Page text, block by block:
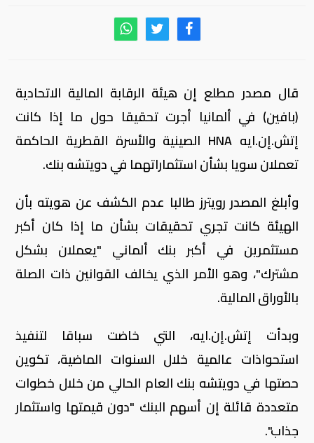
قال مصدر مطلع إن هيئة الرقابة المالية الاتحادية
(بافين) في ألمانيا أجرت تحقيقا حول ما إذا كانت
إتش.إن.ايه HNA الصينية والأسرة القطرية الحاكمة
تعملان سويا بشأن استثماراتهما في دويتشه بنك.
وأبلغ المصدر رويترز طالبا عدم الكشف عن هويته بأن
الهيئة كانت تجري تحقيقات بشأن ما إذا كان أكبر
مستثمرين في أكبر بنك ألماني "يعملان بشكل
مشترك"، وهو الأمر الذي يخالف القوانين ذات الصلة
بالأوراق المالية.
وبدأت إتش.إن.ايه، التي خاضت سباقا لتنفيذ
استحواذات عالمية خلال السنوات الماضية، تكوين
حصتها في دويتشه بنك العام الحالي من خلال خطوات
متعددة قائلة إن أسهم البنك "دون قيمتها واستثمار
جذاب".